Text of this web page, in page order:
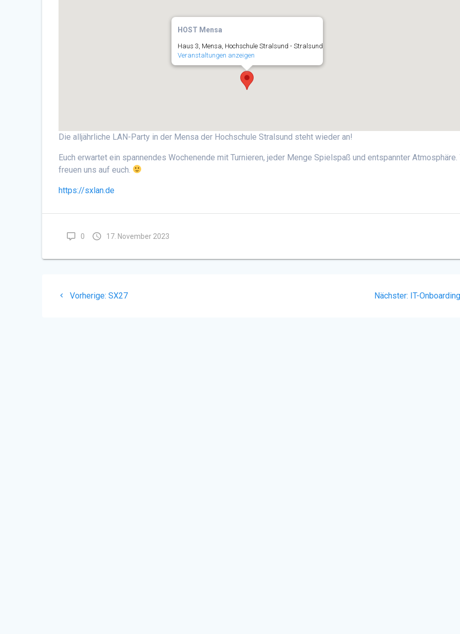
HOST Mensa
Haus 3, Mensa, Hochschule Stralsund - Stralsund
Veranstaltungen anzeigen
Die alljährliche LAN-Party in der Mensa der Hochschule Stralsund steht wieder an!
Euch erwartet ein spannendes Wochenende mit Turnieren, jeder Menge Spielspaß und entspannter Atmosphäre.
freuen uns auf euch.
https://sxlan.de
0 17. November 2023
Beitragsnavigation
Vorherige: Vorheriger
SX27 Nächster: Nächster
IT-